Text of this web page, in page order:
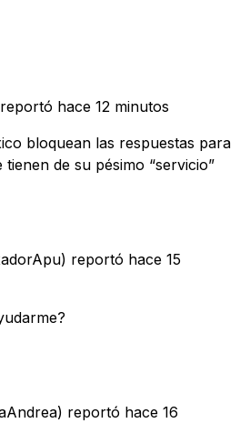
hace 12 minutos
bloquean las respuestas para
de su pésimo “servicio”
reportó hace 15
reportó hace 16